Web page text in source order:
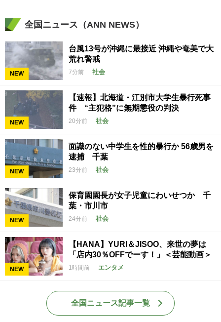
全国ニュース（ANN NEWS）
NEW
台風13号が沖縄に最接近 沖縄や奄美で大
荒れ警戒
7分前 社会
NEW
【速報】北海道・江別市大学生暴行死事
件 “主犯格”に無期懲役の判決
20分前 社会
NEW
面識のない中学生を性的暴行か 56歳男を
逮捕 千葉
23分前 社会
NEW
保育園園長が女子児童にわいせつか 千
葉・市川市
24分前 社会
NEW
【HANA】YURI＆JISOO、来世の夢は
「店内30％OFFでーす！」＜芸能動画＞
1時間前 エンタメ
全国ニュース記事一覧